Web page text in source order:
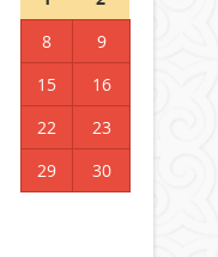
8
9
15
16
22
23
29
30